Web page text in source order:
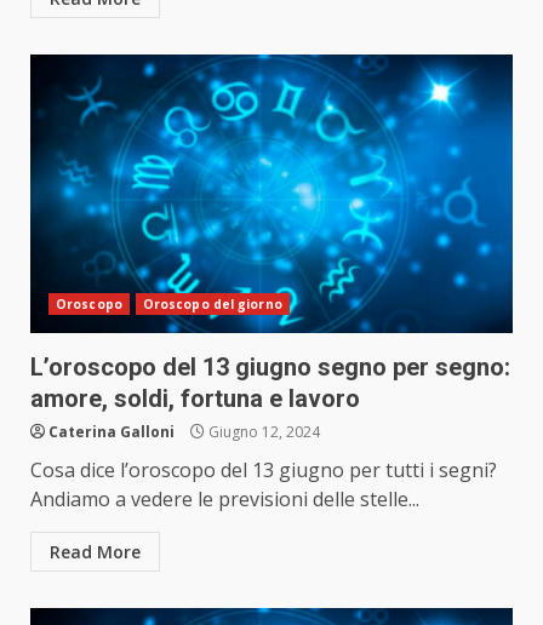
Oroscopo Oroscopo del giorno
L’oroscopo del 13 giugno segno per segno:
amore, soldi, fortuna e lavoro
Caterina Galloni Giugno 12, 2024
Cosa dice l’oroscopo del 13 giugno per tutti i segni?
Andiamo a vedere le previsioni delle stelle...
Read More